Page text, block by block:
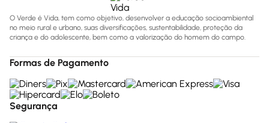
O Verde é Vida, tem como objetivo, desenvolver a educação socioambiental
no meio rural e urbano, suas diversificações, sustentabilidade, proteção da
criança e do adolescente, bem como a valorização do homem do campo.
Formas de Pagamento
Segurança